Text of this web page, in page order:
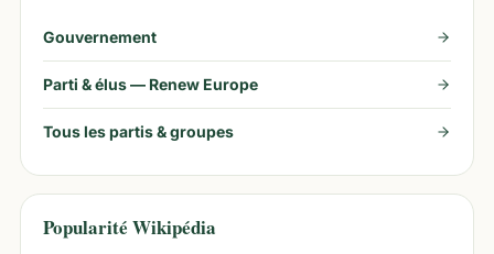
Gouvernement
Parti & élus — Renew Europe
Tous les partis & groupes
Popularité Wikipédia